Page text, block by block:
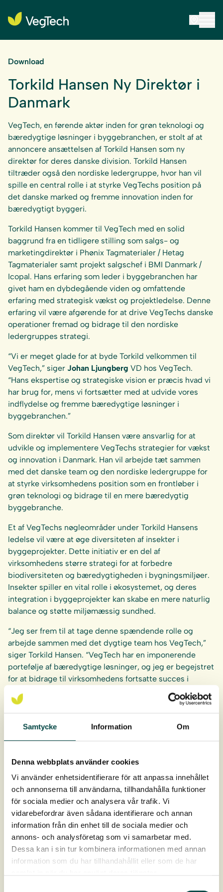
Samtycke Information Om
Denna webbplats använder cookies
Vi använder enhetsidentifierare för att anpassa innehållet
och annonserna till användarna, tillhandahålla funktioner
för sociala medier och analysera vår trafik. Vi
vidarebefordrar även sådana identifierare och annan
information från din enhet till de sociala medier och
annons- och analysföretag som vi samarbetar med.
Dessa kan i sin tur kombinera informationen med annan
information som du har tillhandahållit eller som de har
Download
Torkild Hansen Ny Direktør i
Danmark
VegTech, en førende aktør inden for grøn teknologi og
bæredygtige løsninger i byggebranchen, er stolt af at
annoncere ansættelsen af Torkild Hansen som ny
direktør for deres danske division. Torkild Hansen
tiltræder også den nordiske ledergruppe, hvor han vil
spille en central rolle i at styrke VegTechs position på
det danske marked og fremme innovation inden for
bæredygtigt byggeri.
Torkild Hansen kommer til VegTech med en solid
baggrund fra en tidligere stilling som salgs- og
marketingdirektør i Phønix Tagmaterialer / Hetag
Tagmaterialer samt projekt salgschef i BMI Danmark /
Icopal. Hans erfaring som leder i byggebranchen har
givet ham en dybdegående viden og omfattende
erfaring med strategisk vækst og projektledelse. Denne
erfaring vil være afgørende for at drive VegTechs danske
operationer fremad og bidrage til den nordiske
ledergruppes strategi.
“Vi er meget glade for at byde Torkild velkommen til
VegTech,” siger Johan Ljungberg VD hos VegTech.
“Hans ekspertise og strategiske vision er præcis hvad vi
har brug for, mens vi fortsætter med at udvide vores
indflydelse og fremme bæredygtige løsninger i
byggebranchen.”
Som direktør vil Torkild Hansen være ansvarlig for at
udvikle og implementere VegTechs strategier for vækst
og innovation i Danmark. Han vil arbejde tæt sammen
med det danske team og den nordiske ledergruppe for
at styrke virksomhedens position som en frontløber i
grøn teknologi og bidrage til en mere bæredygtig
byggebranche.
Et af VegTechs nøgleområder under Torkild Hansens
ledelse vil være at øge diversiteten af insekter i
byggeprojekter. Dette initiativ er en del af
virksomhedens større strategi for at forbedre
biodiversiteten og bæredygtigheden i bygningsmiljøer.
Insekter spiller en vital rolle i økosystemet, og deres
integration i byggeprojekter kan skabe en mere naturlig
balance og støtte miljømæssig sundhed.
“Jeg ser frem til at tage denne spændende rolle og
arbejde sammen med det dygtige team hos VegTech,”
siger Torkild Hansen. “VegTech har en imponerende
portefølje af bæredygtige løsninger, og jeg er begejstret
for at bidrage til virksomhedens fortsatte succes i
Danmark og Norden, især med vores fokus på øget
diversitet af insekter som en del af vores
bæredygtighedsstrategi.”
“VegTech tilbyder grønne vegetationsløsninger som
bæredygtige og holdbare løsninger til mere
vegetationsløsninger til begrønning af bygninger og
bymiljøer inkl. montage og service af grønne tage.”
For yderligere information, kontakt venligst:
Torkild Hansen
+45 21 61 95 06